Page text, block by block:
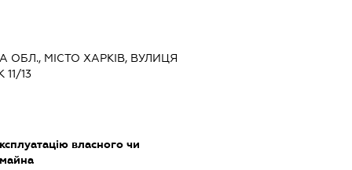
ОБЛ., МІСТО ХАРКІВ, ВУЛИЦЯ
13
власного чи